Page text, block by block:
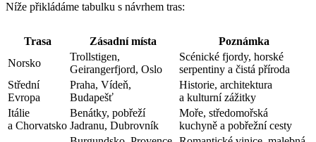
Níže přikládáme tabulku s návrhem tras:
Trasa Zásadní místa
Poznámka
Norsko
Trollstigen,
Geirangerfjord, Oslo
Scénické fjordy, horské
serpentiny a čistá příroda
Střední
Evropa
Praha, Vídeň,
Budapešť
Historie, architektura
a kulturní zážitky
Itálie
a Chorvatsko
Benátky, pobřeží
Jadranu, Dubrovník
Moře, středomořská
kuchyně a pobřežní cesty